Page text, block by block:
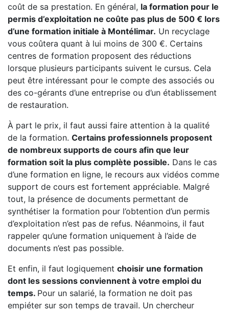
coût de sa prestation. En général, la formation pour le
permis d’exploitation ne coûte pas plus de 500 € lors
d’une formation initiale à Montélimar. Un recyclage
vous coûtera quant à lui moins de 300 €. Certains
centres de formation proposent des réductions
lorsque plusieurs participants suivent le cursus. Cela
peut être intéressant pour le compte des associés ou
des co-gérants d’une entreprise ou d’un établissement
de restauration.
À part le prix, il faut aussi faire attention à la qualité
de la formation. Certains professionnels proposent
de nombreux supports de cours afin que leur
formation soit la plus complète possible. Dans le cas
d’une formation en ligne, le recours aux vidéos comme
support de cours est fortement appréciable. Malgré
tout, la présence de documents permettant de
synthétiser la formation pour l’obtention d’un permis
d’exploitation n’est pas de refus. Néanmoins, il faut
rappeler qu’une formation uniquement à l’aide de
documents n’est pas possible.
Et enfin, il faut logiquement choisir une formation
dont les sessions conviennent à votre emploi du
temps. Pour un salarié, la formation ne doit pas
empiéter sur son temps de travail. Un chercheur